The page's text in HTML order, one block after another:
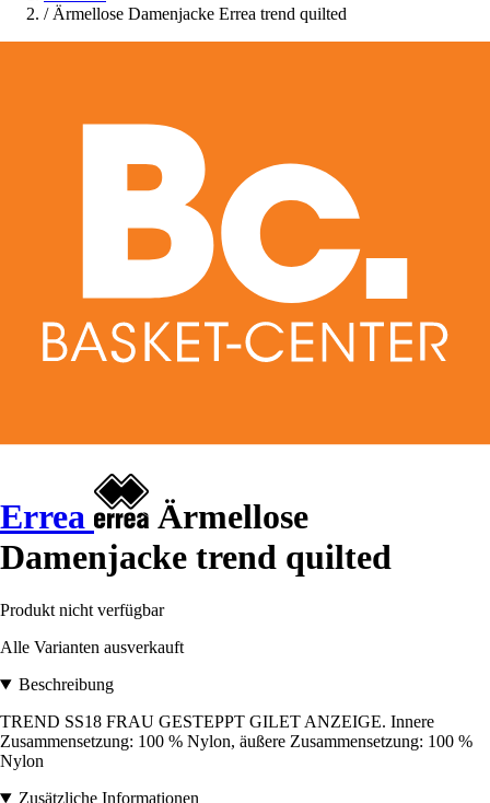
/ Ärmellose Damenjacke Errea trend quilted
Errea
Ärmellose
Damenjacke trend quilted
Produkt nicht verfügbar
Alle Varianten ausverkauft
Beschreibung
TREND SS18 FRAU GESTEPPT GILET ANZEIGE. Innere
Zusammensetzung: 100 % Nylon, äußere Zusammensetzung: 100 %
Nylon
Zusätzliche Informationen